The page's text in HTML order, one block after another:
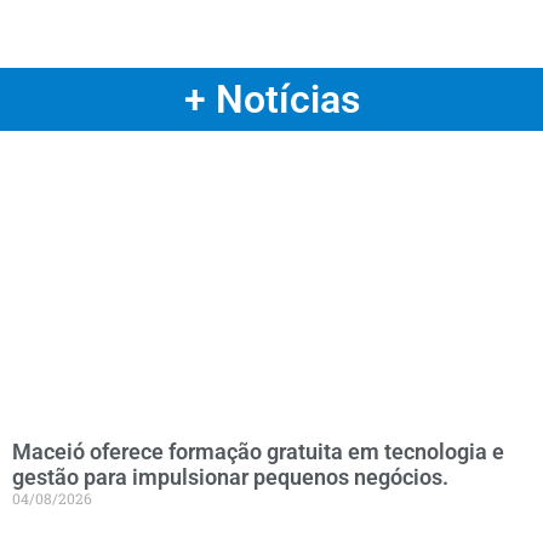
+ Notícias
Maceió oferece formação gratuita em tecnologia e
gestão para impulsionar pequenos negócios.
04/08/2026